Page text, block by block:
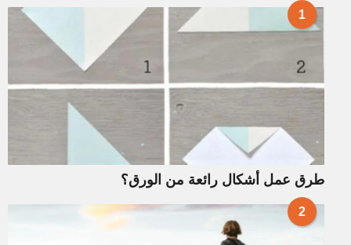
1
طرق عمل أشكال رائعة من الورق؟
2